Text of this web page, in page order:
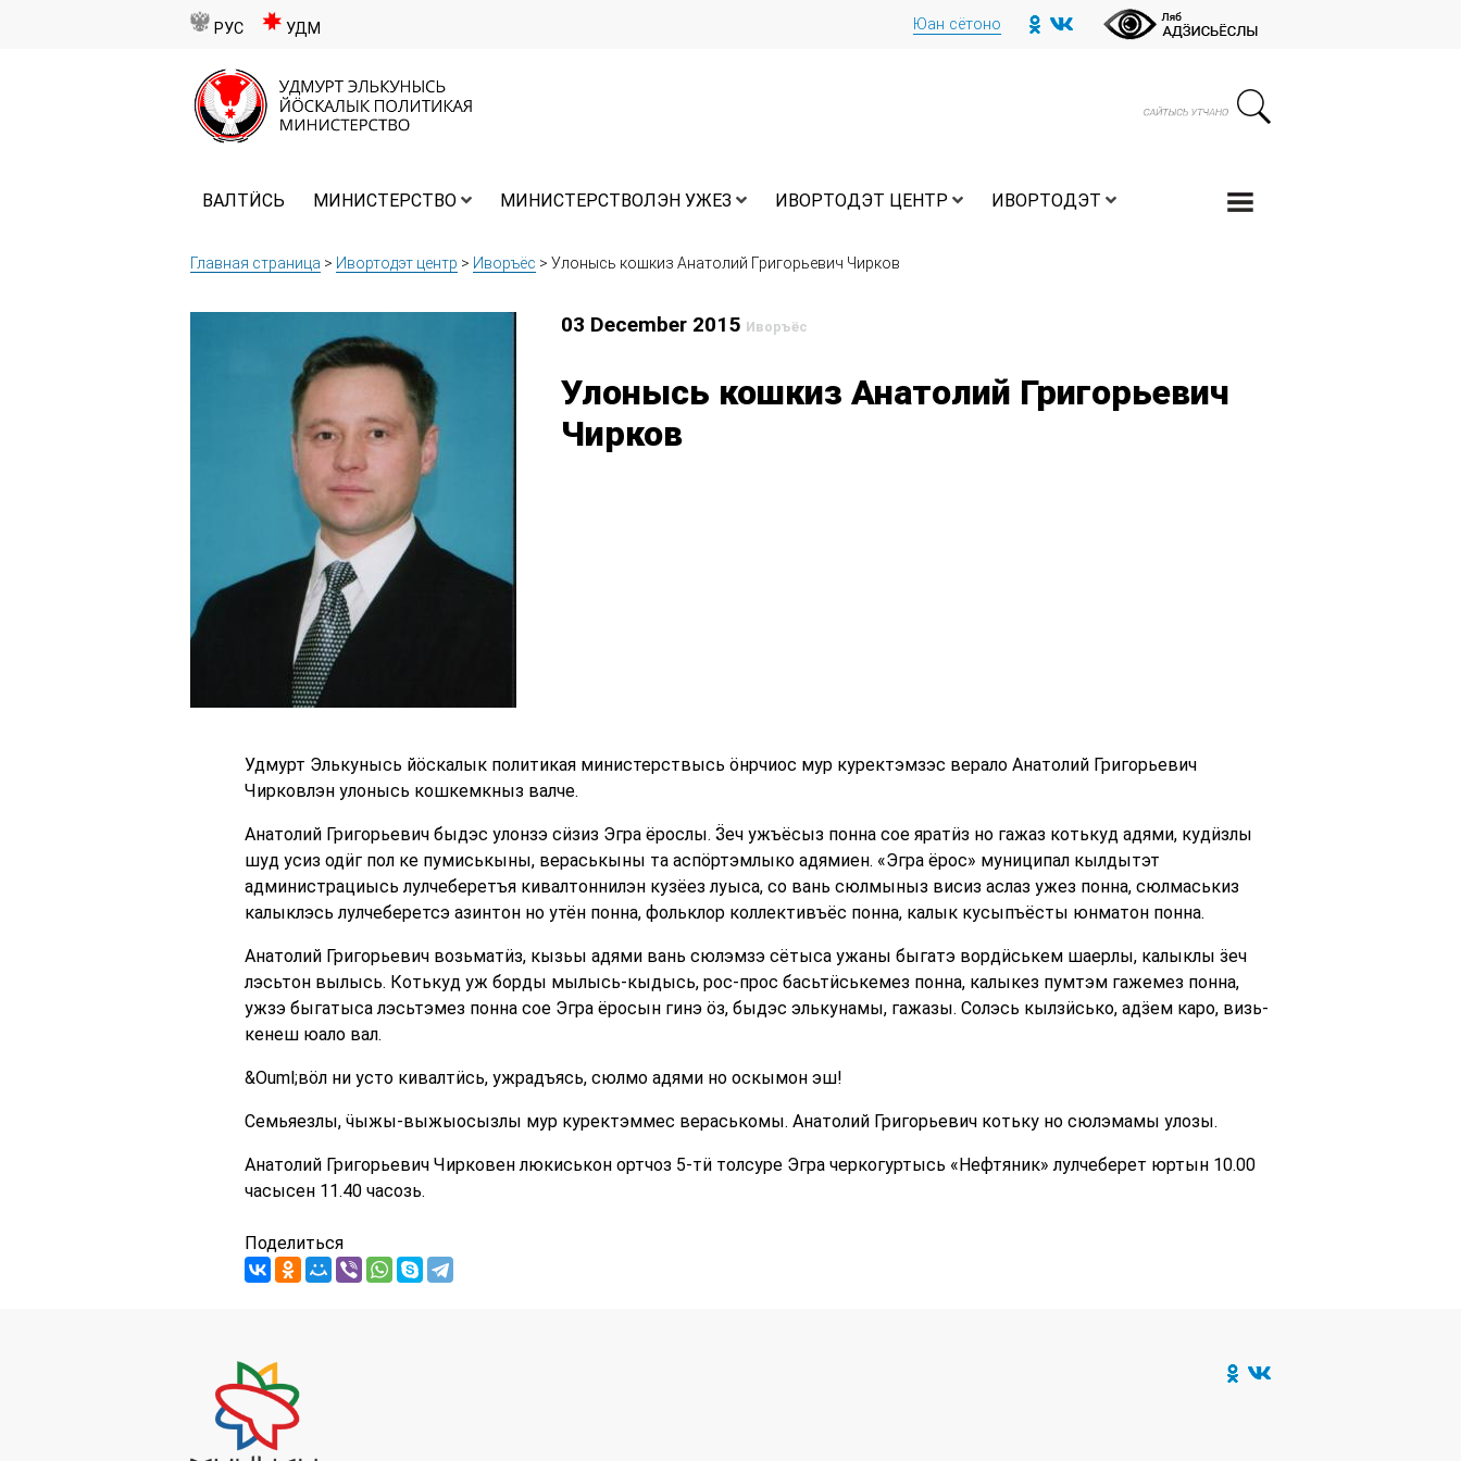
РУС УДМ Юан сётоно
ВАЛТӤСЬ МИНИСТЕРСТВО МИНИСТЕРСТВОЛЭН УЖЕЗ ИВОРТОДЭТ ЦЕНТР ИВОРТОДЭТ
Главная страница > Ивортодэт центр > Иворъёс > Улонысь кошкиз Анатолий Григорьевич Чирков
03 December 2015 Иворъёс
Улонысь кошкиз Анатолий Григорьевич
Чирков
Удмурт Элькунысь йӧскалык политикая министерствысь ӧнрчиос мур куректэмзэс верало Анатолий Григорьевич
Чирковлэн улонысь кошкемкныз валче.
Анатолий Григорьевич быдэс улонзэ сӥзиз Эгра ёрослы. Ӟеч ужъёсыз понна сое яратӥз но гажаз котькуд адями, кудӥзлы
шуд усиз одӥг пол ке пумиськыны, вераськыны та аспӧртэмлыко адямиен. «Эгра ёрос» муниципал кылдытэт
администрациысь лулчеберетъя кивалтоннилэн кузёез луыса, со вань сюлмыныз висиз аслаз ужез понна, сюлмаськиз
калыклэсь лулчеберетсэ азинтон но утён понна, фольклор коллективъёс понна, калык кусыпъёсты юнматон понна.
Анатолий Григорьевич возьматӥз, кызьы адями вань сюлэмзэ сётыса ужаны быгатэ вордӥськем шаерлы, калыклы ӟеч
лэсьтон вылысь. Котькуд уж борды мылысь-кыдысь, рос-прос басьтӥськемез понна, калыкез пумтэм гажемез понна,
ужзэ быгатыса лэсьтэмез понна сое Эгра ёросын гинэ ӧз, быдэс элькунамы, гажазы. Солэсь кылзӥсько, адӟем каро, визь-
кенеш юало вал.
&Ouml;вӧл ни усто кивалтӥсь, ужрадъясь, сюлмо адями но оскымон эш!
Семьяезлы, ӵыжы-выжыосызлы мур куректэммес вераськомы. Анатолий Григорьевич котьку но сюлэмамы улозы.
Анатолий Григорьевич Чирковен люкиськон ортчоз 5-тӥ толсуре Эгра черкогуртысь «Нефтяник» лулчеберет юртын 10.00
часысен 11.40 часозь.
Поделиться